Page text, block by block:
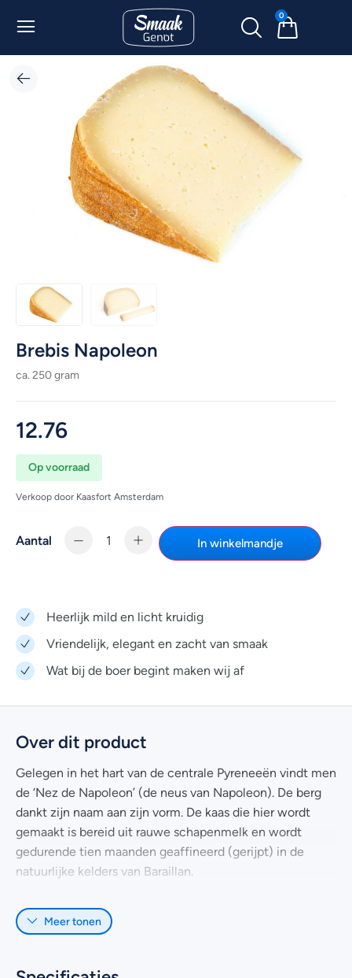
0
Brebis Napoleon
ca. 250 gram
12.76
Op voorraad
Verkoop door Kaasfort Amsterdam
Aantal In winkelmandje
Heerlijk mild en licht kruidig
Vriendelijk, elegant en zacht van smaak
Wat bij de boer begint maken wij af
Over dit product
Gelegen in het hart van de centrale Pyreneeën vindt men
de ‘Nez de Napoleon’ (de neus van Napoleon). De berg
dankt zijn naam aan zijn vorm. De kaas die hier wordt
gemaakt is bereid uit rauwe schapenmelk en wordt
gedurende tien maanden geaffineerd (gerijpt) in de
natuurlijke kelders van Baraillan.
hebben ervoor gezorgd dat er een kaas is ontstaan die
Meer tonen